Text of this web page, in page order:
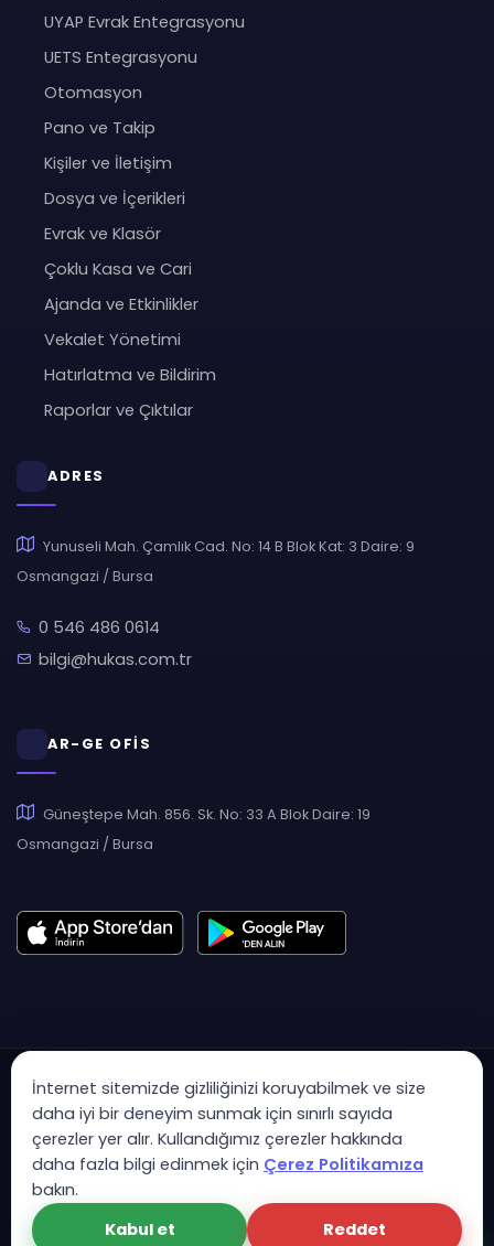
UYAP Evrak Entegrasyonu
UETS Entegrasyonu
Otomasyon
Pano ve Takip
Kişiler ve İletişim
Dosya ve İçerikleri
Evrak ve Klasör
Çoklu Kasa ve Cari
Ajanda ve Etkinlikler
Vekalet Yönetimi
Hatırlatma ve Bildirim
Raporlar ve Çıktılar
ADRES
Yunuseli Mah. Çamlık Cad. No: 14 B Blok Kat: 3 Daire: 9
Osmangazi / Bursa
0 546 486 0614
bilgi@hukas.com.tr
AR-GE OFİS
Güneştepe Mah. 856. Sk. No: 33 A Blok Daire: 19
Osmangazi / Bursa
Copyright © 2007 - 2026 Hukas | Hukuk Asistan • Tüm Hakları
Saklıdır
KVK Aydınlatma MetniGizlilik PolitikasıGüvenlik Sözleşmesi
İnternet sitemizde gizliliğinizi koruyabilmek ve size
daha iyi bir deneyim sunmak için sınırlı sayıda
çerezler yer alır. Kullandığımız çerezler hakkında
daha fazla bilgi edinmek için Çerez Politikamıza
bakın.
Kabul et
Reddet